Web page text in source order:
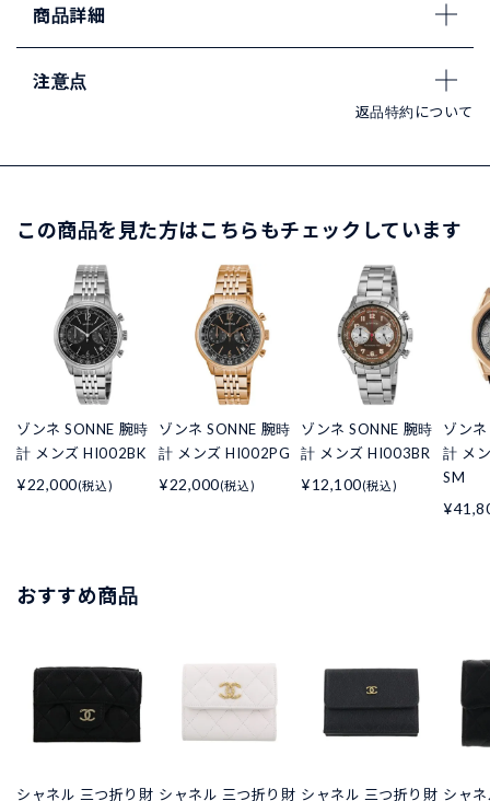
商品詳細
注意点
返品特約について
この商品を見た方はこちらもチェックしています
ゾンネ SONNE 腕時
計 メンズ HI002BK
¥22,000(税込)
ゾンネ SONNE 腕時
計 メンズ HI002PG
¥22,000(税込)
ゾンネ SONNE 腕時
計 メンズ HI003BR
¥12,100(税込)
ゾン
計 メ
SM
おすすめ商品
シャネル 三つ折り財 シャネル 三つ折り財 シャネル 三つ折り財 シャ